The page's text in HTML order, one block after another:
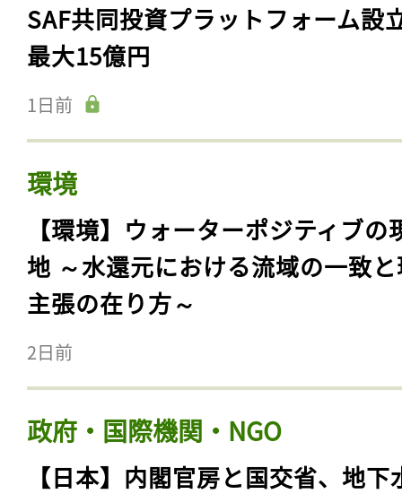
SAF共同投資プラットフォーム設
最大15億円
1日前
環境
【環境】ウォーターポジティブの
地 ～水還元における流域の一致
主張の在り方～
2日前
政府・国際機関・NGO
【日本】内閣官房と国交省、地下